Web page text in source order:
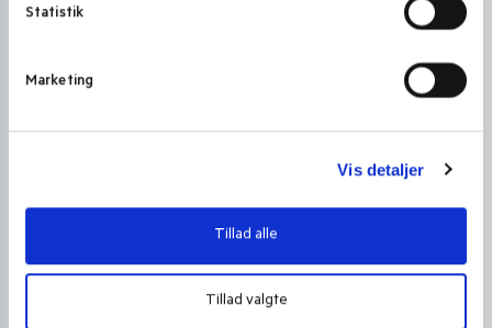
Statistik
Marketing
Vis detaljer
Tillad alle
Tillad valgte